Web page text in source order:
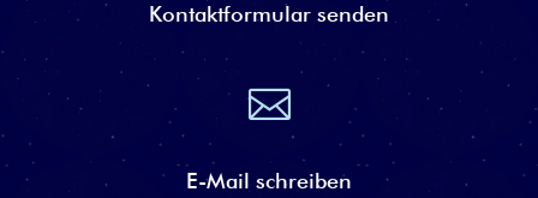
Kontaktformular senden

E-Mail schreiben